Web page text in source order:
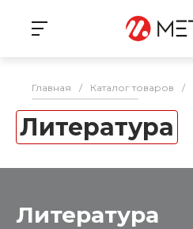
Главная / Каталог товаров /
Литература
Литература